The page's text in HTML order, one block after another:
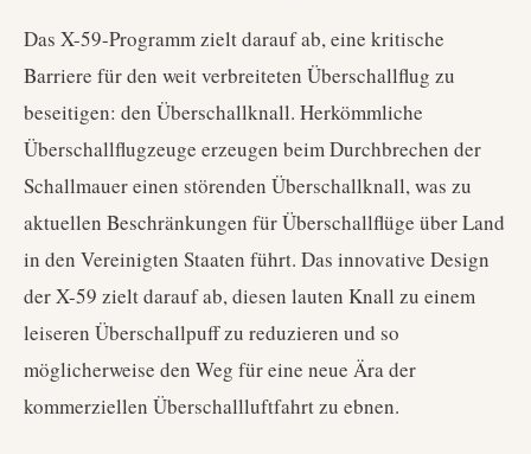
Das X-59-Programm zielt darauf ab, eine kritische
Barriere für den weit verbreiteten Überschallflug zu
beseitigen: den Überschallknall. Herkömmliche
Überschallflugzeuge erzeugen beim Durchbrechen der
Schallmauer einen störenden Überschallknall, was zu
aktuellen Beschränkungen für Überschallflüge über Land
in den Vereinigten Staaten führt. Das innovative Design
der X-59 zielt darauf ab, diesen lauten Knall zu einem
leiseren Überschallpuff zu reduzieren und so
möglicherweise den Weg für eine neue Ära der
kommerziellen Überschallluftfahrt zu ebnen.